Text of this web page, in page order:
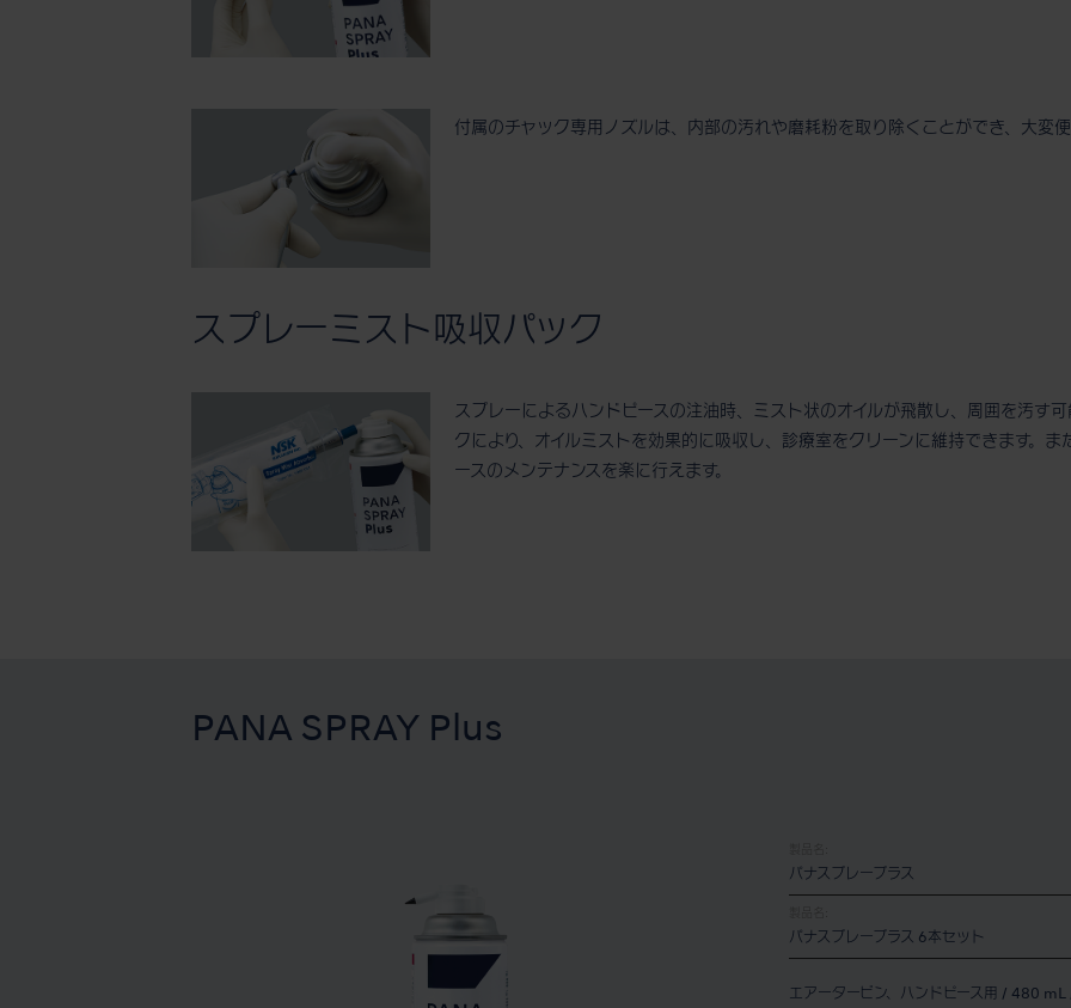
付属のチャック専用ノズルは、内部の汚れや磨耗粉を取り除くことができ、大変便
スプレーミスト吸収パック
スプレーによるハンドピースの注油時、ミスト状のオイルが飛散し、周囲を汚す
クにより、オイルミストを効果的に吸収し、診療室をクリーンに維持できます。
ースのメンテナンスを楽に行えます。
PANA SPRAY Plus
パナスプレープラス
パナスプレープラス 6本セット
エアータービン、ハンドピース用 / 480 mL